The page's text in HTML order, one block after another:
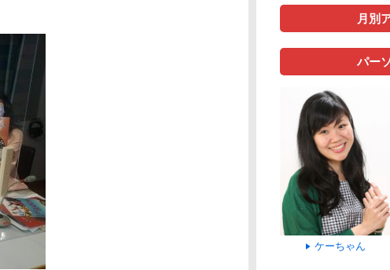
月別
パー
ケーちゃん